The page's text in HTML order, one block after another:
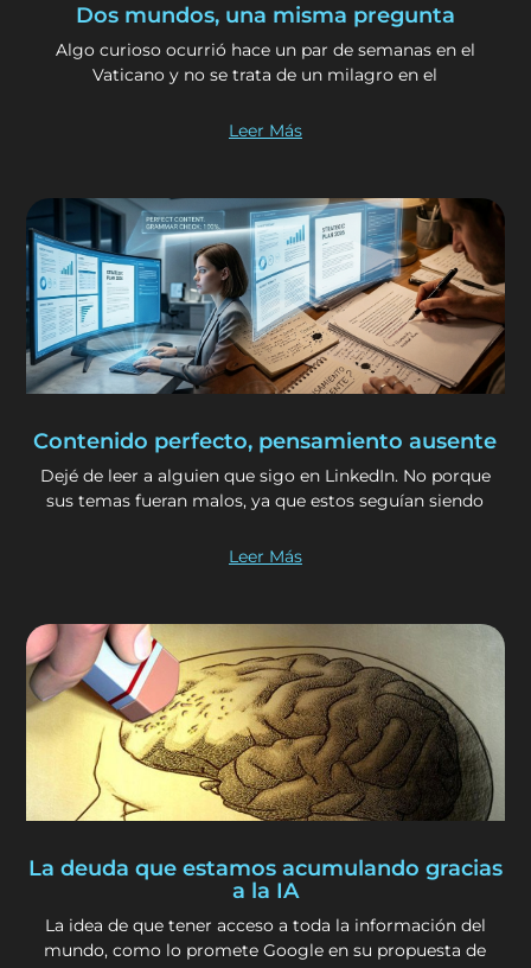
Dos mundos, una misma pregunta
Algo curioso ocurrió hace un par de semanas en el
Vaticano y no se trata de un milagro en el
Leer Más
Contenido perfecto, pensamiento ausente
Dejé de leer a alguien que sigo en LinkedIn. No porque
sus temas fueran malos, ya que estos seguían siendo
Leer Más
La deuda que estamos acumulando gracias
a la IA
La idea de que tener acceso a toda la información del
mundo, como lo promete Google en su propuesta de